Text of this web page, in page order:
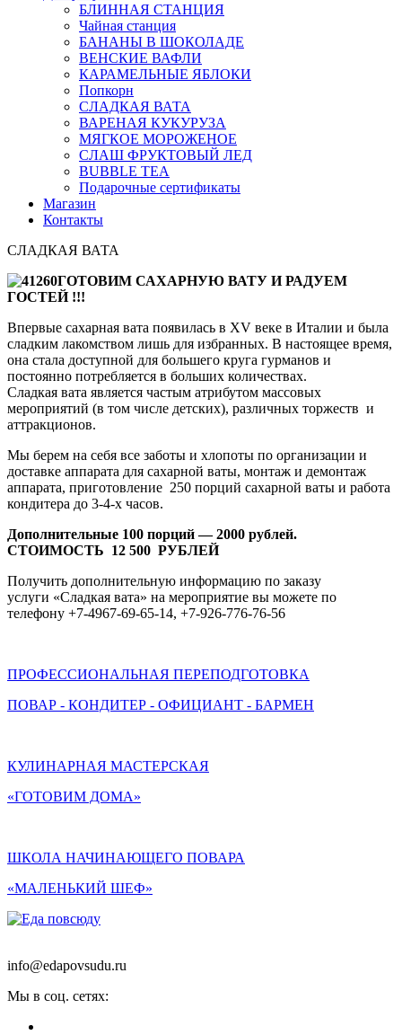
БЛИННАЯ СТАНЦИЯ
Чайная станция
БАНАНЫ В ШОКОЛАДЕ
ВЕНСКИЕ ВАФЛИ
КАРАМЕЛЬНЫЕ ЯБЛОКИ
Попкорн
СЛАДКАЯ ВАТА
ВАРЕНАЯ КУКУРУЗА
МЯГКОЕ МОРОЖЕНОЕ
СЛАШ ФРУКТОВЫЙ ЛЕД
BUBBLE TEA
Подарочные сертификаты
Магазин
Контакты
СЛАДКАЯ ВАТА
ГОТОВИМ САХАРНУЮ ВАТУ И РАДУЕМ
ГОСТЕЙ !!!
Впервые сахарная вата появилась в XV веке в Италии и была
сладким лакомством лишь для избранных. В настоящее время,
она стала доступной для большего круга гурманов и
постоянно потребляется в больших количествах.
Сладкая вата является частым атрибутом массовых
мероприятий (в том числе детских), различных торжеств и
аттракционов.
Мы берем на себя все заботы и хлопоты по организации и
доставке аппарата для сахарной ваты, монтаж и демонтаж
аппарата, приготовление 250 порций сахарной ваты и работа
кондитера до 3-4-х часов.
Дополнительные 100 порций — 2000 рублей.
СТОИМОСТЬ 12 500 РУБЛЕЙ
Получить дополнительную информацию по заказу
услуги «Сладкая вата» на мероприятие вы можете по
телефону +7-4967-69-65-14, +7-926-776-76-56
ПРОФЕССИОНАЛЬНАЯ ПЕРЕПОДГОТОВКА
ПОВАР - КОНДИТЕР - ОФИЦИАНТ - БАРМЕН
КУЛИНАРНАЯ МАСТЕРСКАЯ
«ГОТОВИМ ДОМА»
ШКОЛА НАЧИНАЮЩЕГО ПОВАРА
«МАЛЕНЬКИЙ ШЕФ»
info@edapovsudu.ru
Мы в соц. сетях: